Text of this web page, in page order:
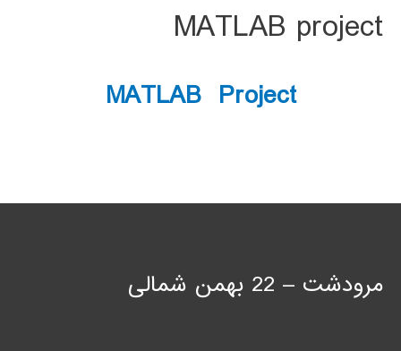
MATLAB project
MATLAB Project
مرودشت – 22 بهمن شمالی